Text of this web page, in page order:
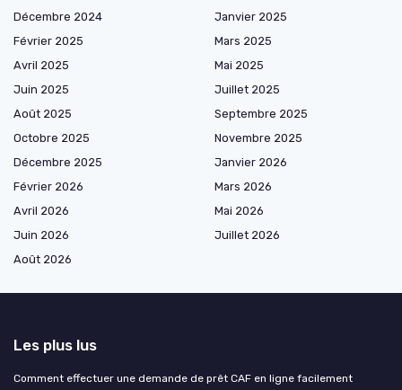
Décembre 2024
Janvier 2025
Février 2025
Mars 2025
Avril 2025
Mai 2025
Juin 2025
Juillet 2025
Août 2025
Septembre 2025
Octobre 2025
Novembre 2025
Décembre 2025
Janvier 2026
Février 2026
Mars 2026
Avril 2026
Mai 2026
Juin 2026
Juillet 2026
Août 2026
Les plus lus
Comment effectuer une demande de prêt CAF en ligne facilement